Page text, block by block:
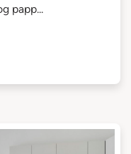
papp...